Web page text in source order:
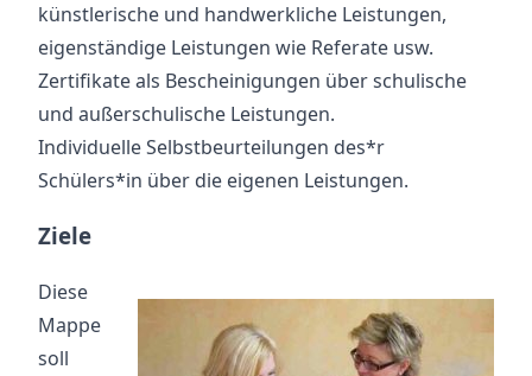
künstlerische und handwerkliche Leistungen,
eigenständige Leistungen wie Referate usw.
Zertifikate als Bescheinigungen über schulische
und außerschulische Leistungen.
Individuelle Selbstbeurteilungen des*r
Schülers*in über die eigenen Leistungen.
Ziele
Diese
Mappe
soll